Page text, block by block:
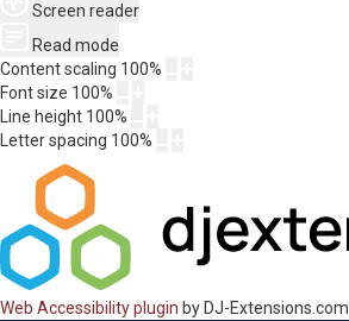
Screen reader
Read mode
Content scaling 100%
Font size 100%
Line height 100%
Letter spacing 100%
Web Accessibility plugin by DJ-Extensions.com